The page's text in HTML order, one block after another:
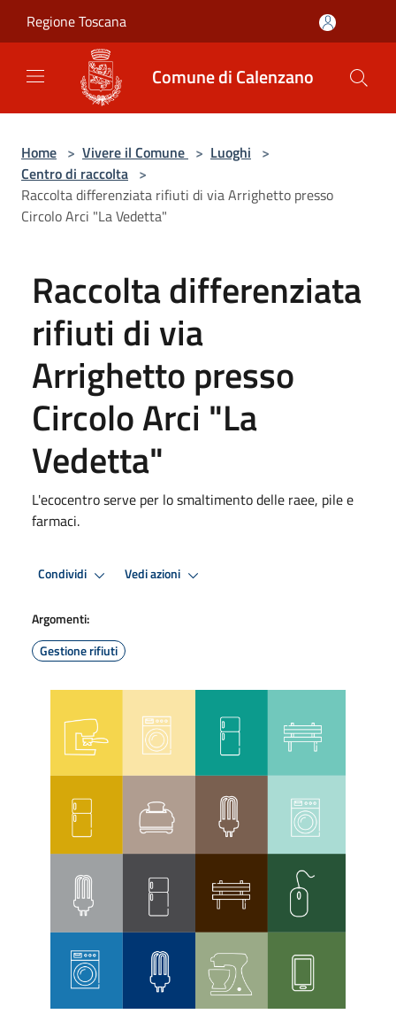
Regione Toscana
Comune di Calenzano
Home > Vivere il Comune > Luoghi >
Centro di raccolta >
Raccolta differenziata rifiuti di via Arrighetto presso
Circolo Arci "La Vedetta"
Raccolta differenziata
rifiuti di via
Arrighetto presso
Circolo Arci "La
Vedetta"
L'ecocentro serve per lo smaltimento delle raee, pile e
farmaci.
Condividi Vedi azioni
Argomenti:
Gestione rifiuti